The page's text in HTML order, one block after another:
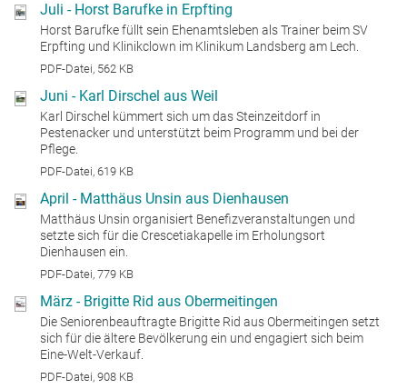
Juli - Horst Barufke in Erpfting
Horst Barufke füllt sein Ehenamtsleben als Trainer beim SV
Erpfting und Klinikclown im Klinikum Landsberg am Lech.
PDF-Datei, 562 KB
Juni - Karl Dirschel aus Weil
Karl Dirschel kümmert sich um das Steinzeitdorf in
Pestenacker und unterstützt beim Programm und bei der
Pflege.
PDF-Datei, 619 KB
April - Matthäus Unsin aus Dienhausen
Matthäus Unsin organisiert Benefizveranstaltungen und
setzte sich für die Crescetiakapelle im Erholungsort
Dienhausen ein.
PDF-Datei, 779 KB
März - Brigitte Rid aus Obermeitingen
Die Seniorenbeauftragte Brigitte Rid aus Obermeitingen setzt
sich für die ältere Bevölkerung ein und engagiert sich beim
Eine-Welt-Verkauf.
PDF-Datei, 908 KB